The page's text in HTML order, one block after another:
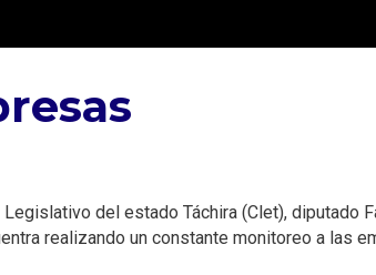
del estado Táchira (Clet), diputado
realizando un constante monitoreo a las